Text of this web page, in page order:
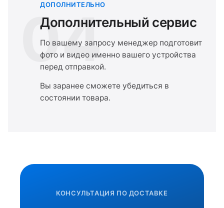
04
ДОПОЛНИТЕЛЬНО
Дополнительный сервис
По вашему запросу менеджер подготовит
фото и видео именно вашего устройства
перед отправкой.
Вы заранее сможете убедиться в
состоянии товара.
КОНСУЛЬТАЦИЯ ПО ДОСТАВКЕ